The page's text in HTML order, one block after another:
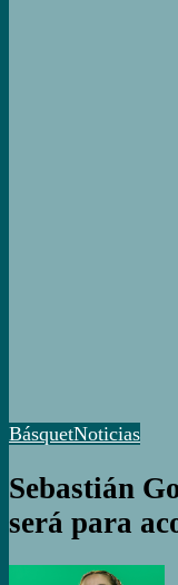
BásquetNoticias
Sebastián
será para